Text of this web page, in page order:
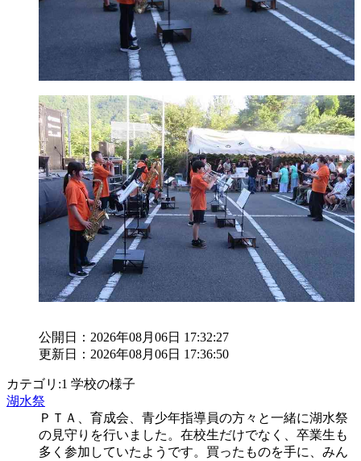
公開日：2026年08月06日 17:32:27
更新日：2026年08月06日 17:36:50
カテゴリ:1 学校の様子
湖水祭
ＰＴＡ、育成会、青少年指導員の方々と一緒に湖水祭
の見守りを行いました。在校生だけでなく、卒業生も
多く参加していたようです。買ったものを手に、みん